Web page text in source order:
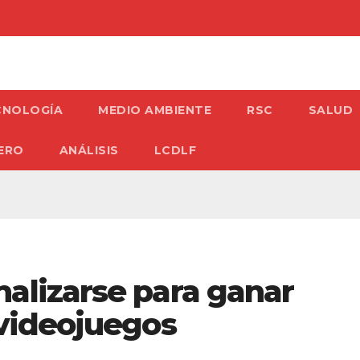
MEDIO AMBIENTE RSC SALUD
ANÁLISIS LCDLF
para ganar